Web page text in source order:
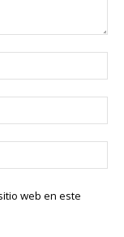
web en este